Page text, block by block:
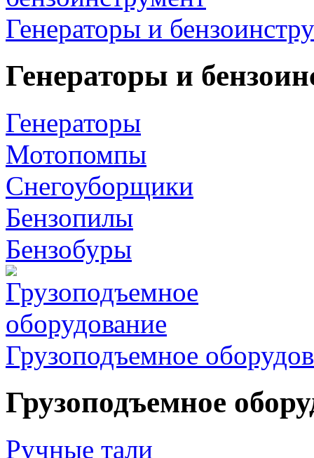
Генераторы и
Генераторы и
Генераторы
Мотопомпы
Снегоуборщики
Бензопилы
Бензобуры
Грузоподъемное
Грузоподъемное
Ручные тали